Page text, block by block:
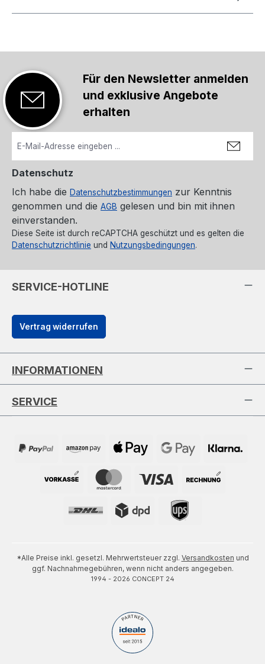
Für den Newsletter anmelden
und exklusive Angebote
erhalten
Datenschutz
Ich habe die Datenschutzbestimmungen zur Kenntnis
genommen und die AGB gelesen und bin mit ihnen
einverstanden.
Diese Seite ist durch reCAPTCHA geschützt und es gelten die
Datenschutzrichtlinie und Nutzungsbedingungen.
SERVICE-HOTLINE
Vertrag widerrufen
INFORMATIONEN
SERVICE
*Alle Preise inkl. gesetzl. Mehrwertsteuer zzgl. Versandkosten und
ggf. Nachnahmegebühren, wenn nicht anders angegeben.
1994 - 2026 CONCEPT 24